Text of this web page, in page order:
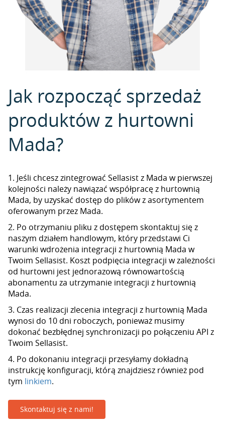
Jak rozpocząć sprzedaż
produktów z hurtowni
Mada?
1. Jeśli chcesz zintegrować Sellasist z Mada w pierwszej
kolejności należy nawiązać współpracę z hurtownią
Mada, by uzyskać dostęp do plików z asortymentem
oferowanym przez Mada.
2. Po otrzymaniu pliku z dostępem skontaktuj się z
naszym działem handlowym, który przedstawi Ci
warunki wdrożenia integracji z hurtownią Mada w
Twoim Sellasist. Koszt podpięcia integracji w zależności
od hurtowni jest jednorazową równowartością
abonamentu za utrzymanie integracji z hurtownią
Mada.
3. Czas realizacji zlecenia integracji z hurtownią Mada
wynosi do 10 dni roboczych, ponieważ musimy
dokonać bezbłędnej synchronizacji po połączeniu API z
Twoim Sellasist.
4. Po dokonaniu integracji przesyłamy dokładną
instrukcję konfiguracji, którą znajdziesz również pod
tym linkiem.
Skontaktuj się z nami!